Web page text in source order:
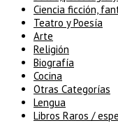
Ciencia ficción,
Teatro y Poesía
Arte
Religión
Biografía
Cocina
Otras Categorías
Lengua
Libros Raros /